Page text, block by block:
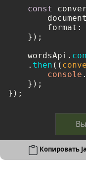
const
document
format :
    });
    wordsApi.
    .
then ( (
console .
    });
Копировать